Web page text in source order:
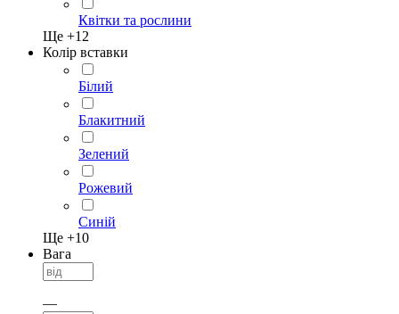
Квітки та рослини
Ще +12
Колір вставки
Білий
Блакитний
Зелений
Рожевий
Синій
Ще +10
Вага
—